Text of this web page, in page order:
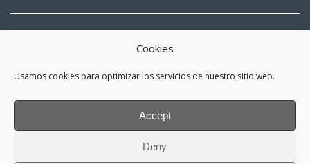
Cookies
Usamos cookies para optimizar los servicios de nuestro sitio web.
Accept
Deny
¡Mi e-mail es
y me interesa estar al día!
*He leído y acepto lapolítica de